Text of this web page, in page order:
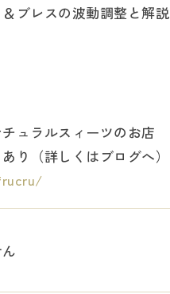
ブレスの波動調整と解説
ュラルスィーツのお店
り（詳しくはブログへ）